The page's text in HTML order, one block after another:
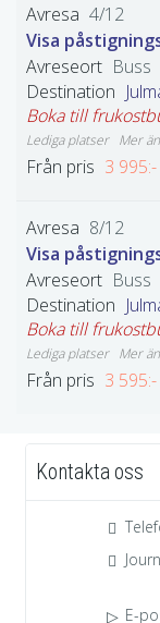
4/12
Visa
Buss
Boka till
Mer
3 995:-
8/12
Visa
Buss
Boka till
Mer
3 595:-
Kontakta oss
E-